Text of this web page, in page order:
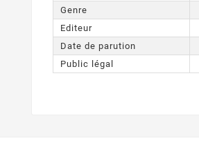
Genre
Editeur
Date de parution
Public légal